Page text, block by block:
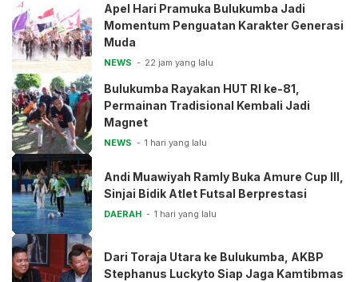
Apel Hari Pramuka Bulukumba Jadi
Momentum Penguatan Karakter Generasi
Muda
NEWS 22 jam yang lalu
Bulukumba Rayakan HUT RI ke-81,
Permainan Tradisional Kembali Jadi
Magnet
NEWS 1 hari yang lalu
Andi Muawiyah Ramly Buka Amure Cup III,
Sinjai Bidik Atlet Futsal Berprestasi
DAERAH 1 hari yang lalu
Dari Toraja Utara ke Bulukumba, AKBP
Stephanus Luckyto Siap Jaga Kamtibmas